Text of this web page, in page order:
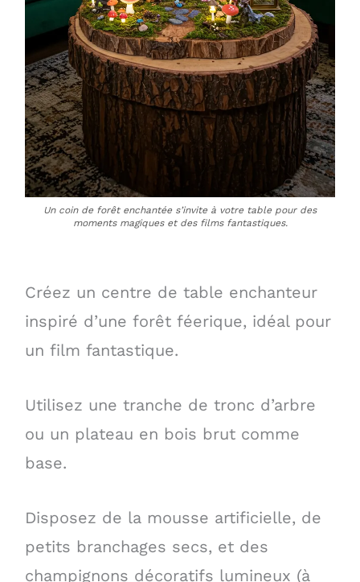
Un coin de forêt enchantée s’invite à votre table pour des
moments magiques et des films fantastiques.
Créez un centre de table enchanteur
inspiré d’une forêt féerique, idéal pour
un film fantastique.
Utilisez une tranche de tronc d’arbre
ou un plateau en bois brut comme
base.
Disposez de la mousse artificielle, de
petits branchages secs, et des
champignons décoratifs lumineux (à